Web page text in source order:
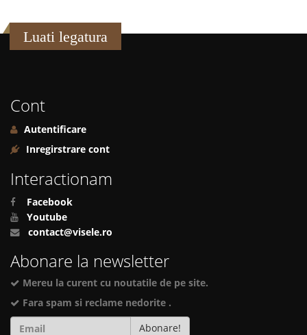
Luati legatura
Cont
Autentificare
Inregirstrare cont
Interactionam
Facebook
Youtube
contact@visele.ro
Abonare la newsletter
Mereu la curent cu noutatile de pe site.
Fara spam si reclame nedorite .
Abonare!